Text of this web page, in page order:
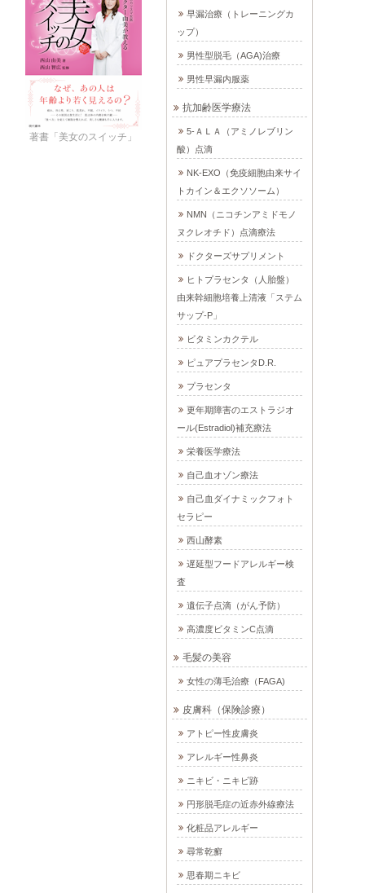
早漏治療（トレーニングカ
ップ）
男性型脱毛（AGA)治療
男性早漏内服薬
抗加齢医学療法
5-ＡＬＡ（アミノレブリン
酸）点滴
NK-EXO（免疫細胞由来サイ
トカイン＆エクソソーム）
NMN（ニコチンアミドモノ
ヌクレオチド）点滴療法
ドクターズサプリメント
ヒトプラセンタ（人胎盤）
由来幹細胞培養上清液「ステム
サップ-P」
ビタミンカクテル
ピュアプラセンタD.R.
プラセンタ
更年期障害のエストラジオ
ール(Estradiol)補充療法
栄養医学療法
自己血オゾン療法
自己血ダイナミックフォト
セラピー
西山酵素
遅延型フードアレルギー検
査
遺伝子点滴（がん予防）
高濃度ビタミンC点滴
毛髪の美容
女性の薄毛治療（FAGA)
皮膚科（保険診療）
アトピー性皮膚炎
アレルギー性鼻炎
ニキビ・ニキビ跡
円形脱毛症の近赤外線療法
化粧品アレルギー
尋常乾癬
思春期ニキビ
著書「美女のスイッチ」